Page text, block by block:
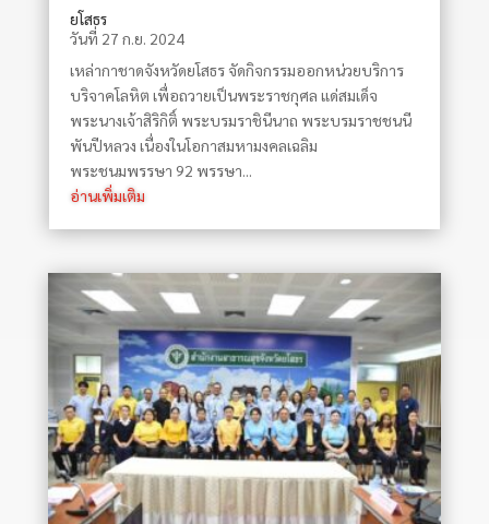
ยโสธร
วันที่ 27 ก.ย. 2024
เหล่ากาชาดจังหวัดยโสธร จัดกิจกรรมออกหน่วยบริการ
บริจาคโลหิต เพื่อถวายเป็นพระราชกุศล แด่สมเด็จ
พระนางเจ้าสิริกิติ์ พระบรมราชินีนาถ พระบรมราชชนนี
พันปีหลวง เนื่องในโอกาสมหามงคลเฉลิม
พระชนมพรรษา 92 พรรษา...
อ่านเพิ่มเติม